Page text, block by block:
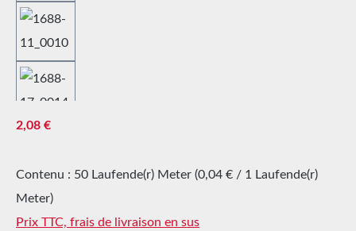
Prix régulier :
2,08 €
Contenu : 50 Laufende(r) Meter (0,04 € / 1 Laufende(r)
Meter)
Prix TTC, frais de livraison en sus